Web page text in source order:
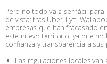
Pero no todo va a ser fácil
de vista: tras Uber, Lyft,
empresas que han fracasado
este nuevo territorio, ya que
confianza y transparencia a
Las regulaciones locales